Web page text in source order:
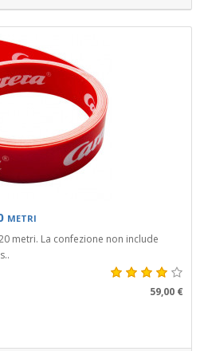
metri
metri. La confezione non include
59,00 €